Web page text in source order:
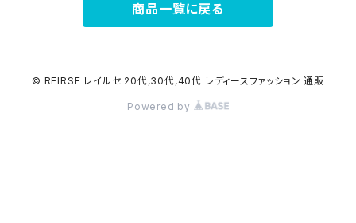
ペチコート/ペチパンツ
その他
カジュアルバッグ
バックパック
その他
タイツ
商品一覧に戻る
© REIRSE レイルセ 20代,30代,40代 レディースファッション 通販
Powered by